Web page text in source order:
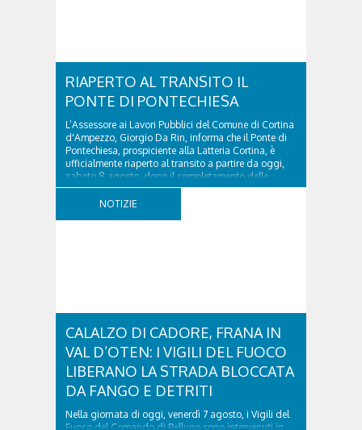
RIAPERTO AL TRANSITO IL
PONTE DI PONTECHIESA
L’Assessore ai Lavori Pubblici del Comune di Cortina
d'Ampezzo, Giorgio Da Rin, informa che il Ponte di
Pontechiesa, prospiciente alla Latteria Cortina, è
ufficialmente riaperto al transito a partire da oggi,
sabato 8 agosto, dopo il completamento delle
verifiche e il positivo collaudo...
NOTIZIE
CALALZO DI CADORE, FRANA IN
VAL D’OTEN: I VIGILI DEL FUOCO
LIBERANO LA STRADA BLOCCATA
DA FANGO E DETRITI
Nella giornata di oggi, venerdì 7 agosto, i Vigili del
Fuoco del Comando di Belluno sono intervenuti in